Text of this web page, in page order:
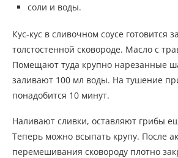
соли и воды.
Кус-кус в сливочном соусе готовится
толстостенной сковороде. Масло с
Помещают туда крупно нарезанные
заливают 100 мл воды. На тушение
понадобится 10 минут.
Наливают сливки, оставляют грибы
Теперь можно всыпать крупу. После
перемешивания сковороду плотно